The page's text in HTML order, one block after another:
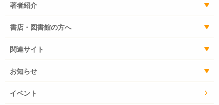
著者紹介
書店・図書館の方へ
関連サイト
お知らせ
イベント